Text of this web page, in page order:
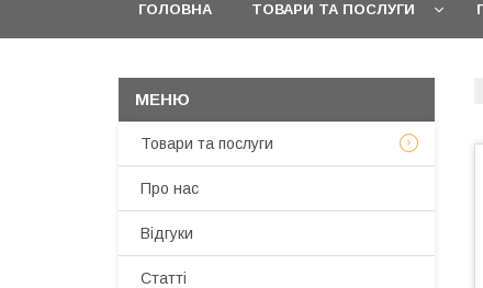
ГОЛОВНА ТОВАРИ ТА ПОСЛУГИ
Товари та послуги
Про нас
Відгуки
Статті